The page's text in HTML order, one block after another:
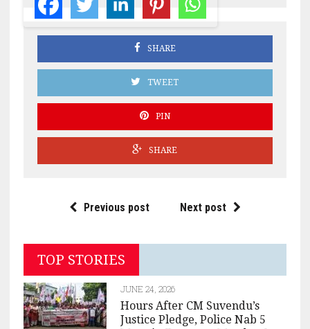
SHARE
TWEET
PIN
SHARE
Previous post Next post
TOP STORIES
JUNE 24, 2026
Hours After CM Suvendu’s
Justice Pledge, Police Nab 5